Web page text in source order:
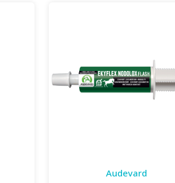
Audevard